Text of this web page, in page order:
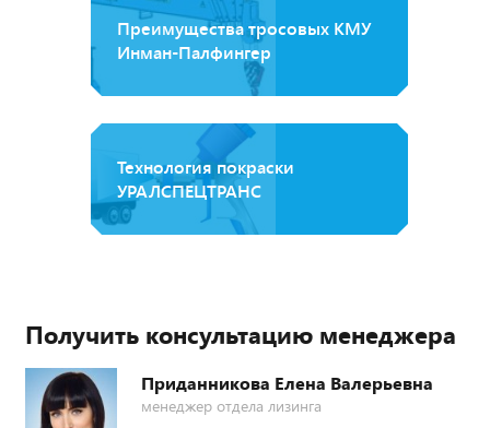
Преимущества тросовых КМУ
Инман-Палфингер
Технология покраски
УРАЛСПЕЦТРАНС
Получить консультацию менеджера
Приданникова Елена Валерьевна
менеджер отдела лизинга